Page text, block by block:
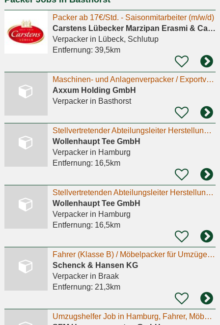
Packer ab 17€/Std. - Saisonmitarbeiter (m/w/d)
Carstens Lübecker Marzipan Erasmi & Carstens GmbH & Co. Kg
Verpackerin Lübeck, Schlutup
Entfernung: 39,5km
Maschinen- und Anlagenverpacker / Exportverpacker (m/w/d)
Axxum Holding GmbH
Verpackerin Basthorst
Stellvertretender Abteilungsleiter Herstellung / Abpackerei (m/w/d)
Wollenhaupt Tee GmbH
Verpackerin Hamburg
Entfernung: 16,5km
Stellvertretenden Abteilungsleiter Herstellung/Abpackerei (m/w/d)
Wollenhaupt Tee GmbH
Verpackerin Hamburg
Entfernung: 16,5km
Fahrer (Klasse B) / Möbelpacker für Umzüge gesucht
Schenck & Hansen KG
Verpackerin Braak
Entfernung: 21,3km
Umzugshelfer Job in Hamburg, Fahrer, Möbelpacker, Möbelmonteur, Transportfahrer, Träger Job in